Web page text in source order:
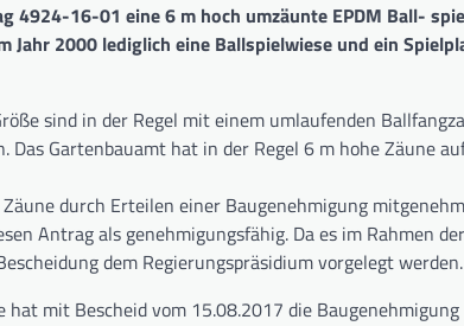
4924-16-01 eine 6 m hoch umzäunte EPDM Ball-
Jahr 2000 lediglich eine Ballspielwiese und ein
sind in der Regel mit einem umlaufenden
Das Gartenbauamt hat in der Regel 6 m hohe Zäune
durch Erteilen einer Baugenehmigung
Antrag als genehmigungsfähig. Da es im Rahmen
dem Regierungspräsidium vorgelegt werden.
hat mit Bescheid vom 15.08.2017 die